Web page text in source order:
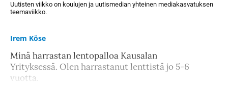
Uutisten viikko on koulujen ja uutismedian yhteinen mediakasvatuksen
teemaviikko.
Irem Köse
Minä harrastan lentopalloa Kausalan
Yrityksessä. Olen harrastanut lenttistä jo 5-6
vuotta.